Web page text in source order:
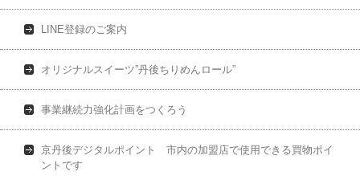
LINE登録のご案内
オリジナルスイーツ”丹後ちりめんロール”
事業継続力強化計画をつくろう
京丹後デジタルポイント 市内の加盟店で使用できる買物ポイ
ントです